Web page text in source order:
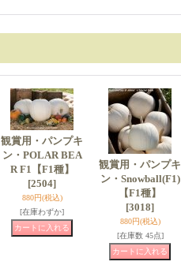
観賞用・パンプキ
ン・POLAR BEA
R F1【F1種】
[2504]
880円(税込)
[在庫わずか]
観賞用・パンプキ
ン・Snowball(F1)
【F1種】
[3018]
880円(税込)
[在庫数 45点]